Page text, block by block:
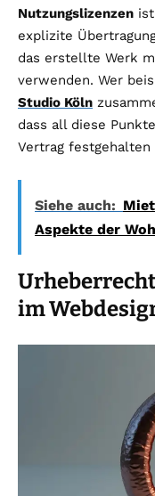
Nutzungslizenzen
explizite
das erstellte Werk
verwenden. Wer
Studio Köln
dass all diese
Vertrag festgehalten
Siehe auch:
Aspekte der
im